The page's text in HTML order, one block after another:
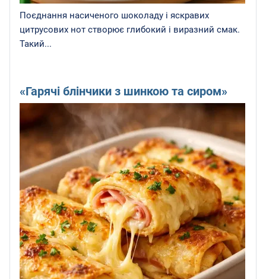
Поєднання насиченого шоколаду і яскравих
цитрусових нот створює глибокий і виразний смак.
Такий...
«Гарячі блінчики з шинкою та сиром»